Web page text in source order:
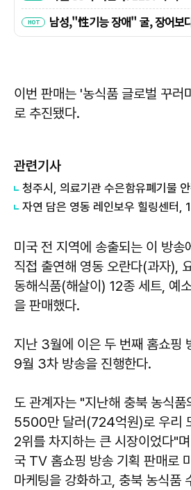
이번 판매는 '농식품 글로벌 꾸러
로 추진됐다.
관련기사
청주시, 의료기관 수은함유폐기물
자연 담은 영동 레인보우 힐링센터,
미국 전 지역에 송출되는 이 방송
직접 출연해 영동 오란다(과자),
동해식품(해살이) 12종 세트, 예
을 판매했다.
지난 3월에 이은 두 번째 홈쇼핑
9월 3차 방송을 진행한다.
도 관계자는 "지난해 충북 농식
5500만 달러(724억원)로 우리
2위를 차지하는 큰 시장이었다"
국 TV 홈쇼핑 방송 기획 판매로
마케팅을 강화하고, 충북 농식품